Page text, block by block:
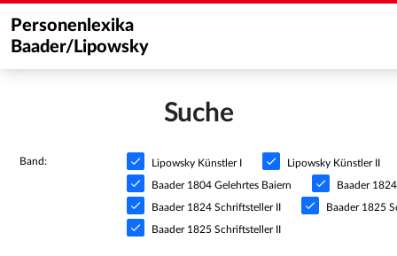
Personenlexika
Baader/Lipowsky
Suche
Band: Lipowsky Künstler I Lipowsky Künstler II
Baader 1804 Gelehrtes Baiern Baader
Baader 1824 Schriftsteller II Baader 1825
Baader 1825 Schriftsteller II